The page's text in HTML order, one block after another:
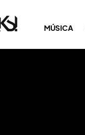
MÚSICA